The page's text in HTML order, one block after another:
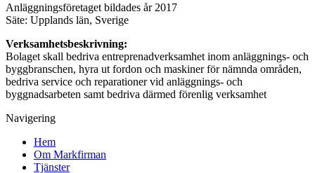
Anläggningsföretaget bildades år 2017
Säte: Upplands län, Sverige
Verksamhetsbeskrivning:
Bolaget skall bedriva entreprenadverksamhet inom anläggnings- och
byggbranschen, hyra ut fordon och maskiner för nämnda områden,
bedriva service och reparationer vid anläggnings- och
byggnadsarbeten samt bedriva därmed förenlig verksamhet
Navigering
Hem
Om Markfirman
Tjänster